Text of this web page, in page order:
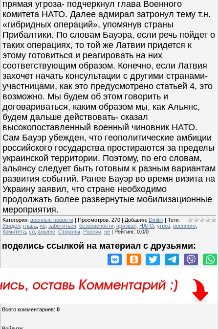
прямая угроза- подчеркнул глава Военного
комитета НАТО. Далее адмирал затронул тему т.н.
«гибридных операций», упомянув страны
Прибалтики. По словам Бауэра, если речь пойдет о
таких операциях, то той же Латвии придется к
этому готовиться и реагировать на них
соответствующим образом. Конечно, если Латвия
захочет начать консультации с другими странами-
участницами, как это предусмотрено статьей 4, это
возможно. Мы будем об этом говорить и
договариваться, каким образом мы, как Альянс,
будем дальше действовать- сказал
высокопоставленный военный чиновник НАТО.
Сам Бауэр убежден, что геополитические амбиции
российского государства простираются за пределы
украинской территории. Поэтому, по его словам,
альянсу следует быть готовым к разным вариантам
развития событий. Ранее Бауэр во время визита на
Украину заявил, что стране необходимо
продолжать более развернутые мобилизационные
мероприятия.
Категория: военные новости | Просмотров: 270 | Добавил: Dmitrij | Теги:
Увидел глава но заботиться безопасности призвал НАТО угроз военного
Комитета со альянс Стороны России не | Рейтинг: 0.0/0
поделись ссылкой на материал c друзьями:
Всего комментариев: 0